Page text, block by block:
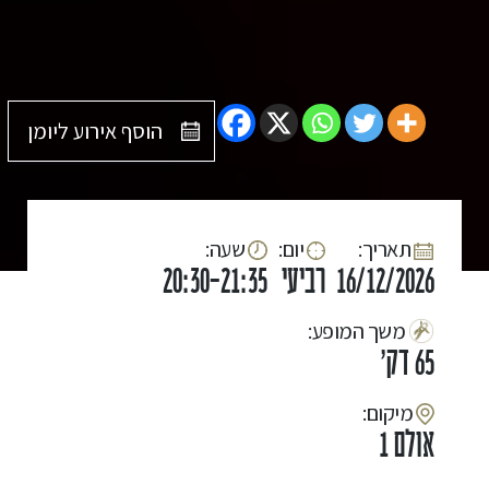
הוסף אירוע ליומן
:תאריך
16/12/2026
:יום
רביעי
:שעה
20:30-21:35
:משך המופע
65 דק'
:מיקום
אולם 1